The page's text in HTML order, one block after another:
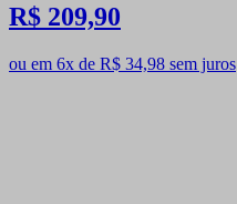
R$ 209,90
ou em 6x de R$ 34,98 sem juros